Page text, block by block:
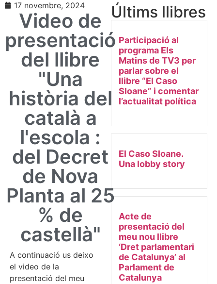
17 novembre, 2024
Video de
presentació
del llibre
"Una
història del
català a
l'escola :
del Decret
de Nova
Planta al 25
% de
castellà"
A continuació us deixo
el video de la
presentació del meu
Últims llibres
Participació al
programa Els
Matins de TV3 per
parlar sobre el
llibre “El Caso
Sloane” i comentar
l’actualitat política
El Caso Sloane.
Una lobby story
Acte de
presentació del
meu nou llibre
‘Dret parlamentari
de Catalunya’ al
Parlament de
Catalunya